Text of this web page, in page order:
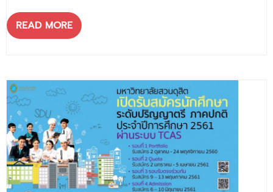
- ศูนย์ปัญญาประดิษฐ์เพื่อการศึกษา
- ข่าวประชาสัมพันธ์
- กิจกรรม
- ข่าวประชาสัมพันธ์ภายนอก
- ทุน/สมัครงาน/ศึกษาต่อ
READ MORE